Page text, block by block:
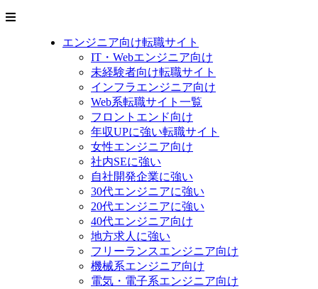
エンジニア向け転職サイト
IT・Webエンジニア向け
未経験者向け転職サイト
インフラエンジニア向け
Web系転職サイト一覧
フロントエンド向け
年収UPに強い転職サイト
女性エンジニア向け
社内SEに強い
自社開発企業に強い
30代エンジニアに強い
20代エンジニアに強い
40代エンジニア向け
地方求人に強い
フリーランスエンジニア向け
機械系エンジニア向け
電気・電子系エンジニア向け